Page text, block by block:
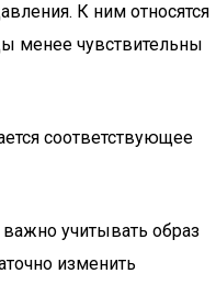
К ним относятся
менее чувствительны
соответствующее
учитывать образ
изменить